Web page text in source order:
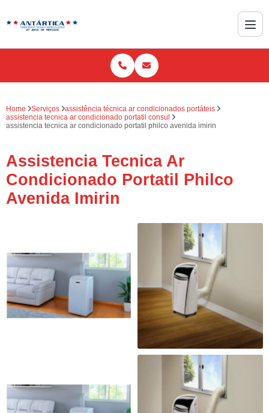
Home Serviços
assistência técnica ar condicionados portáteis
assistencia tecnica ar condicionado portatil consul
assistencia tecnica ar condicionado portatil philco avenida imirin
Assistencia Tecnica Ar
Condicionado Portatil Philco
Avenida Imirin